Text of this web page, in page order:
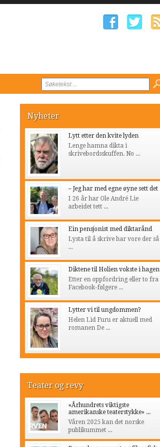
Nyheter
Lytt etter den kvite lyden
Lenge hamna dikta i
skrivebordsskuffen. No ...
– Jeg har med egne øyne sett det
I 26 år har Ole André Lie
arbeidet tett ...
Ein pensjonist med diktarånd
Lysta til å skrive har vore der så
...
Diktene til Holien vokste i hagen
Etter en oppfordring eller to fra
Facebook-følgere ...
Lytter vi til ungdommen?
Helen Lid Furu er aktuell med
romanen De ...
Teater og revy
«Århundrets viktigste
amerikanske teaterstykke» ...
Våren 2025 kan det norske
publikummet ...